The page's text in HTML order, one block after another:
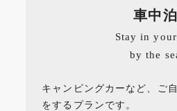
車中泊
Stay in
by the
キャンピングカーなど、ご
をするプランです。